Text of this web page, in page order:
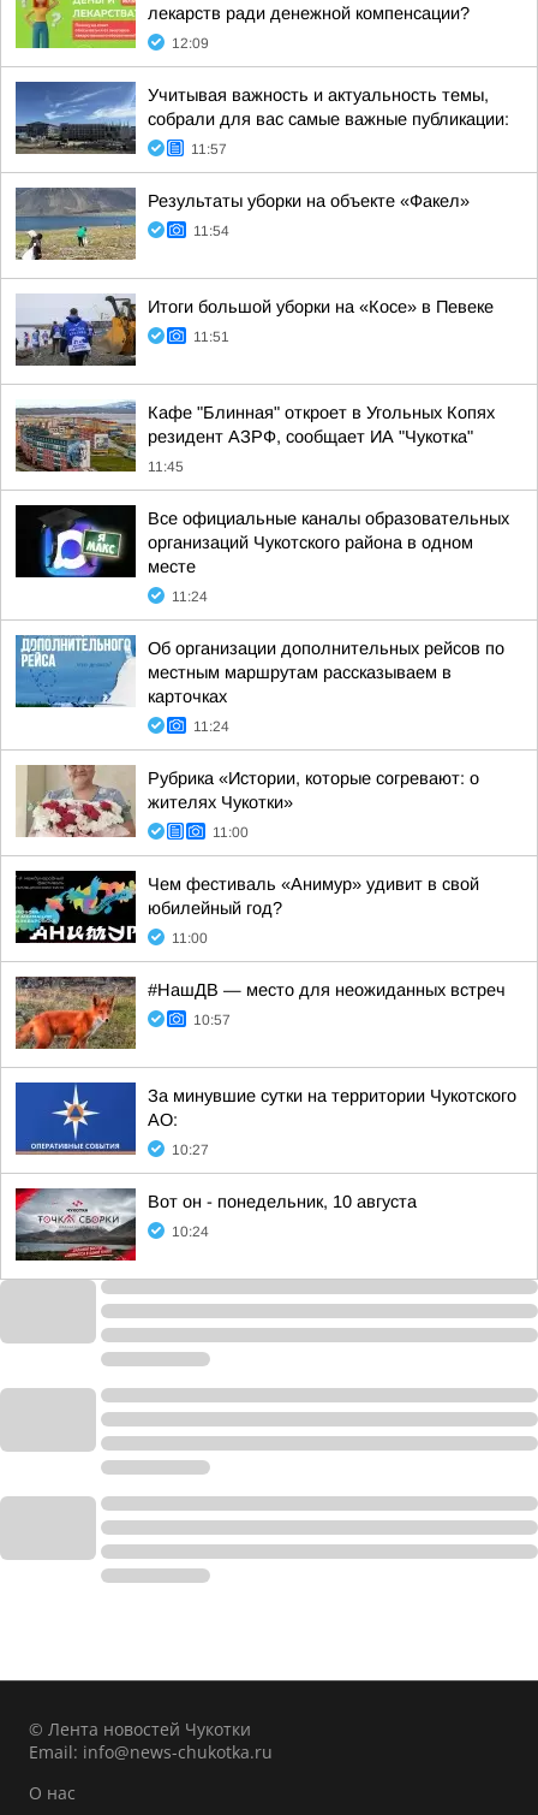
лекарств ради денежной компенсации?
12:09
Учитывая важность и актуальность темы,
собрали для вас самые важные публикации:
11:57
Результаты уборки на объекте «Факел»
11:54
Итоги большой уборки на «Косе» в Певеке
11:51
Кафе "Блинная" откроет в Угольных Копях
резидент АЗРФ, сообщает ИА "Чукотка"
11:45
Все официальные каналы образовательных
организаций Чукотского района в одном
месте
11:24
Об организации дополнительных рейсов по
местным маршрутам рассказываем в
карточках
11:24
Рубрика «Истории, которые согревают: о
жителях Чукотки»
11:00
Чем фестиваль «Анимур» удивит в свой
юбилейный год?
11:00
#НашДВ — место для неожиданных встреч
10:57
За минувшие сутки на территории Чукотского
АО:
10:27
Вот он - понедельник, 10 августа
10:24
© Лента новостей Чукотки
Email: info@news-chukotka.ru
О нас